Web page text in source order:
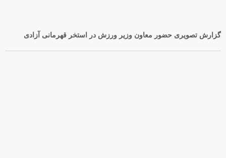
گزارش تصویری حضور معاون وزیر ورزش در استخر قهرمانی آزادی